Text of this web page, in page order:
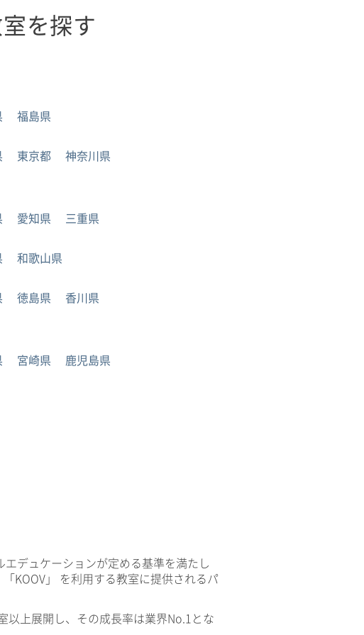
を探す
福島県
東京都
神奈川県
愛知県 三重県
和歌山県
徳島県
香川県
宮崎県
鹿児島県
エデュケーションが定める基準を満たし
KOOV」 を利用する教室に提供されるパ
以上展開し、その成長率は業界No.1とな